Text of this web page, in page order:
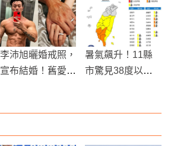
舞台初露鋒芒
李沛旭曬婚戒照，
宣布結婚！舊愛蔡
暑氣飆升！11縣
市驚見38度以上